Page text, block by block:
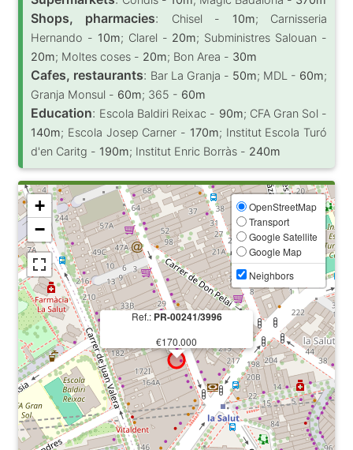
Shops, pharmacies: Chisel - 10m; Carnisseria
Hernando - 10m; Clarel - 20m; Subministres Salouan -
20m; Moltes coses - 20m; Bon Area - 30m
Cafes, restaurants: Bar La Granja - 50m; MDL - 60m;
Granja Monsul - 60m; 365 - 60m
Education: Escola Baldiri Reixac - 90m; CFA Gran Sol -
140m; Escola Josep Carner - 170m; Institut Escola Turó
d'en Caritg - 190m; Institut Enric Borràs - 240m
Ref.: PR-00241/3996
€170.000
+
−
OpenStreetMap
Transport
Google Satellite
Google Map
Neighbors